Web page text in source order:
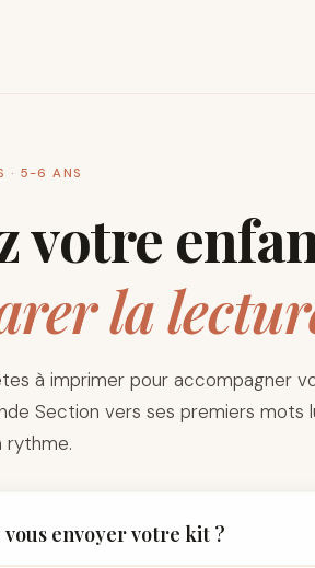
· 5-6 ANS
votre
la
à imprimer pour accompagner
Section vers ses premiers mots
rythme.
vous envoyer votre kit ?